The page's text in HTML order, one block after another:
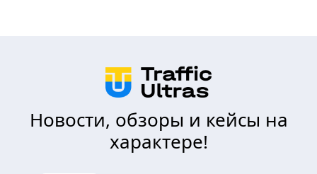
Новости, обзоры и кейсы на
характере!